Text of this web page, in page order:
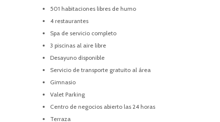
501 habitaciones libres de humo
4 restaurantes
Spa de servicio completo
3 piscinas al aire libre
Desayuno disponible
Servicio de transporte gratuito al área
Gimnasio
Valet Parking
Centro de negocios abierto las 24 horas
Terraza